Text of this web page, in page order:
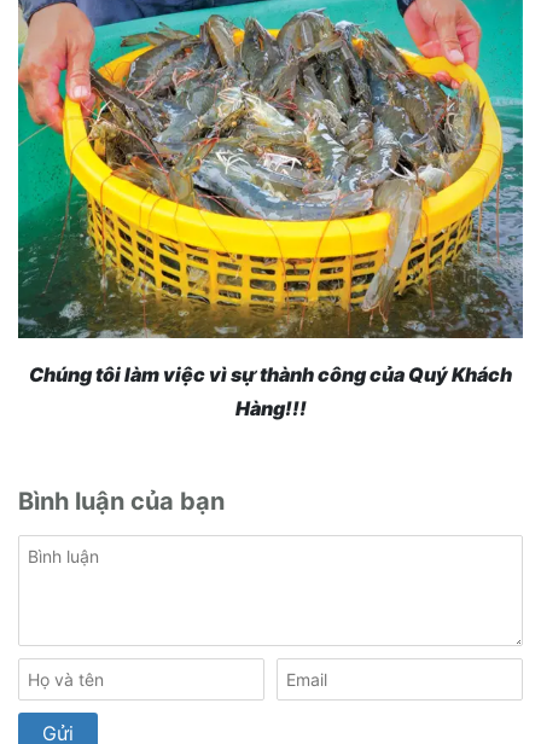
Chúng tôi làm việc vì sự thành công của Quý Khách
Hàng!!!
Bình luận của bạn